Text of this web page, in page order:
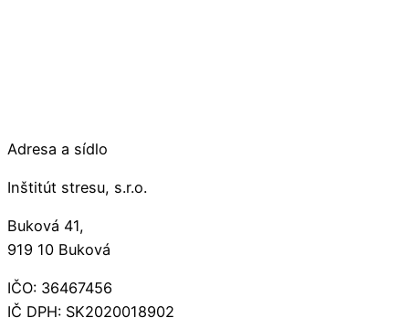
Adresa a sídlo
Inštitút stresu, s.r.o.
Buková 41,
919 10 Buková
IČO: 36467456
IČ DPH: SK2020018902